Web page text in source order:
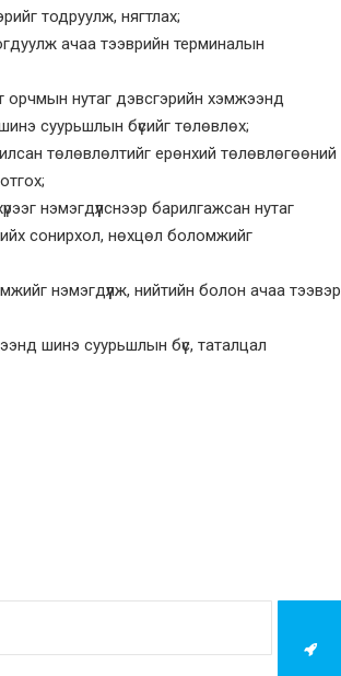
тодруулж, нягтлах;
ачаа тээврийн терминалын
орчмын нутаг дэвсгэрийн хэмжээнд
суурьшлын бүсийг төлөвлөх;
төлөвлөлтийг ерөнхий төлөвлөгөөний
нэмэгдүүлснээр барилгажсан нутаг
сонирхол, нөхцөл боломжийг
нэмэгдүүлж, нийтийн болон ачаа тээвэр
шинэ суурьшлын бүс, таталцал